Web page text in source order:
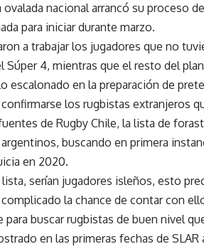
nacional arrancó su proceso
para iniciar durante marzo.
a trabajar los jugadores que no
Súper 4, mientras que el resto del
escalonado en la preparación de
los rugbistas extranjeros
de Rugby Chile, la lista de
buscando en primera
en 2020.
serían jugadores isleños, esto
la chance de contar con
para buscar rugbistas de buen nivel
en las primeras fechas de